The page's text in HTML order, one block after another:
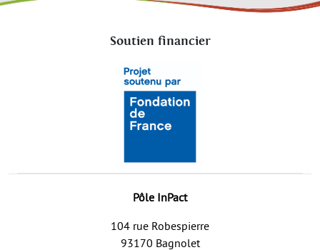
Soutien financier
Pôle InPact
104 rue Robespierre
93170 Bagnolet